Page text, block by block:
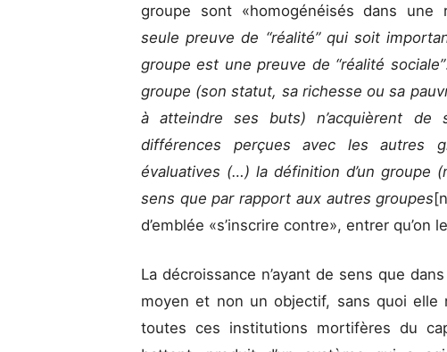
groupe sont «homogénéisés dans une
seule preuve de “réalité” qui soit
groupe est une preuve de “réalité sociale”
groupe (son statut, sa richesse ou sa
à atteindre ses buts) n’acquièrent de
différences perçues avec les autres
évaluatives (…) la définition d’un groupe
sens que par rapport aux autres groupes
d’emblée «s’inscrire contre», entrer
La décroissance n’ayant de sens que
moyen et non un objectif, sans quoi elle
toutes ces institutions mortifères du